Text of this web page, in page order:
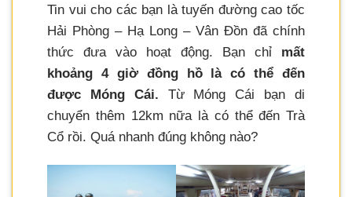
Tin vui cho các bạn là tuyến đường cao tốc
Hải Phòng – Hạ Long – Vân Đồn đã chính
thức đưa vào hoạt động. Bạn chỉ mất
khoảng 4 giờ đồng hồ là có thể đến
được Móng Cái. Từ Móng Cái bạn di
chuyển thêm 12km nữa là có thể đến Trà
Cổ rồi. Quá nhanh đúng không nào?